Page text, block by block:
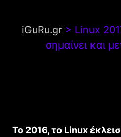
iGuRu.gr > Linux
σημαίνει και
Το 2016, το Linux